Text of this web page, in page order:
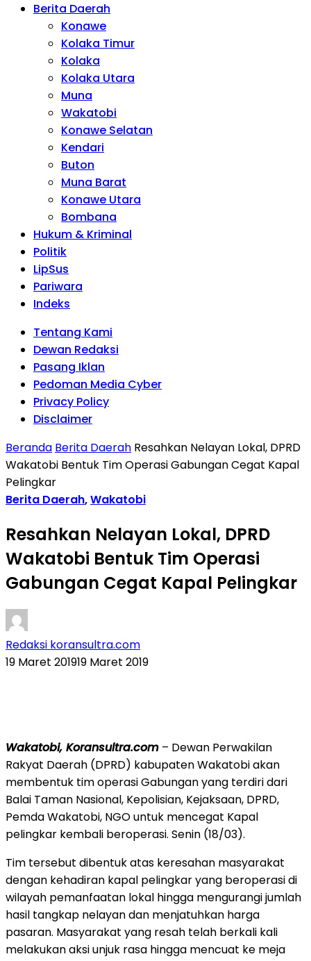
Berita Daerah
Konawe
Kolaka Timur
Kolaka
Kolaka Utara
Muna
Wakatobi
Konawe Selatan
Kendari
Buton
Muna Barat
Konawe Utara
Bombana
Hukum & Kriminal
Politik
LipSus
Pariwara
Indeks
Tentang Kami
Dewan Redaksi
Pasang Iklan
Pedoman Media Cyber
Privacy Policy
Disclaimer
Beranda Berita Daerah Resahkan Nelayan Lokal, DPRD
Wakatobi Bentuk Tim Operasi Gabungan Cegat Kapal
Pelingkar
Berita Daerah,Wakatobi
Resahkan Nelayan Lokal, DPRD
Wakatobi Bentuk Tim Operasi
Gabungan Cegat Kapal Pelingkar
Redaksi koransultra.com
19 Maret 201919 Maret 2019
Wakatobi, Koransultra.com – Dewan Perwakilan
Rakyat Daerah (DPRD) kabupaten Wakatobi akan
membentuk tim operasi Gabungan yang terdiri dari
Balai Taman Nasional, Kepolisian, Kejaksaan, DPRD,
Pemda Wakatobi, NGO untuk mencegat Kapal
pelingkar kembali beroperasi. Senin (18/03).
Tim tersebut dibentuk atas keresahan masyarakat
dengan kehadiran kapal pelingkar yang beroperasi di
wilayah pemanfaatan lokal hingga mengurangi jumlah
hasil tangkap nelayan dan menjatuhkan harga
pasaran. Masyarakat yang resah telah berkali kali
melakukan aksi unjuk rasa hingga mencuat ke meja